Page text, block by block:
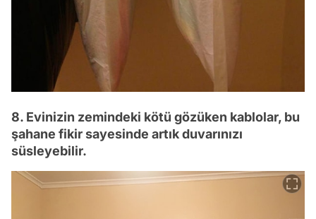
8. Evinizin zemindeki kötü gözüken kablolar, bu
şahane fikir sayesinde artık duvarınızı
süsleyebilir.